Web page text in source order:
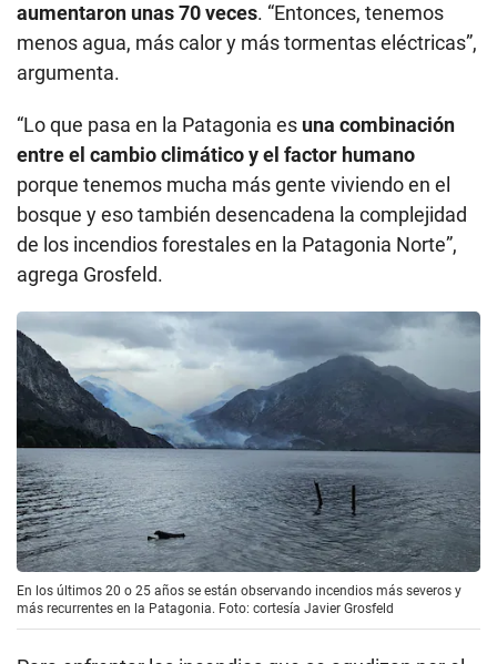
aumentaron unas 70 veces. “Entonces, tenemos
menos agua, más calor y más tormentas eléctricas”,
argumenta.
“Lo que pasa en la Patagonia es una combinación
entre el cambio climático y el factor humano
porque tenemos mucha más gente viviendo en el
bosque y eso también desencadena la complejidad
de los incendios forestales en la Patagonia Norte”,
agrega Grosfeld.
En los últimos 20 o 25 años se están observando incendios más severos y
más recurrentes en la Patagonia. Foto: cortesía Javier Grosfeld